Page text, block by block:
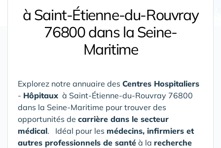
à Saint-Étienne-du-Rouvray
76800 dans la Seine-
Maritime
Explorez notre annuaire des Centres Hospitaliers
- Hôpitaux à Saint-Étienne-du-Rouvray 76800
dans la Seine-Maritime pour trouver des
opportunités de carrière dans le secteur
médical. Idéal pour les médecins, infirmiers et
autres professionnels de santé à la recherche